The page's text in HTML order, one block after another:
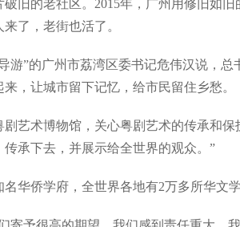
的老社区。2015年，广州用修旧如旧
了，老街也活了。
”的广州市荔湾区委书记危伟汉说，总
，让城市留下记忆，给市民留住乡愁。
术博物馆，关心粤剧艺术的传承和保
承下去，并展示给全世界的观众。”
侨学府，全世界各地有2万多所华文学